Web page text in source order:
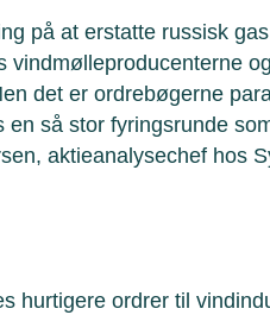
på at erstatte russisk
det er ordrebøgerne
en så stor fyringsrunde
aktieanalysechef hos
hurtigere ordrer til